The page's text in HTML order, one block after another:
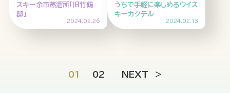
スキー余市蒸溜所「旧竹鶴
邸」
2024.02.26
うちで手軽に楽しめるウイス
キーカクテル
2024.02.13
01 02 NEXT